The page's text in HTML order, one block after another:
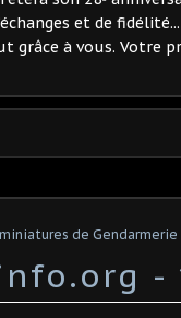
et de
grâce à vous. Votre
de Gendarmerie
-